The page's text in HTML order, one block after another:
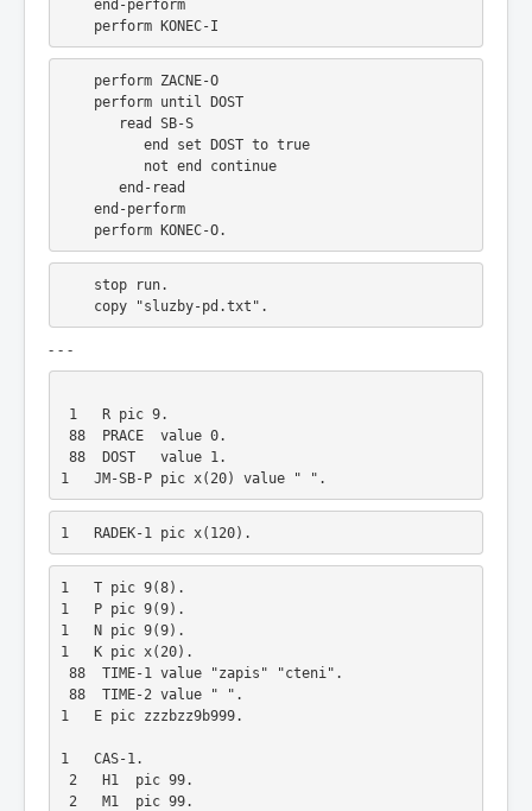
end-perform
perform KONEC-I
perform ZACNE-O
perform until DOST
read SB-S
end set DOST to true
not end continue
end-read
end-perform
perform KONEC-O.
stop run.
copy "sluzby-pd.txt".
- - -
1   R pic 9.
88  PRACE  value 0.
88  DOST   value 1.
1   JM-SB-P pic x(20) value " ".
1   RADEK-1 pic x(120).
1   T pic 9(8).
1   P pic 9(9).
1   N pic 9(9).
1   K pic x(20).
88  TIME-1 value "zapis" "cteni".
88  TIME-2 value " ".
1   E pic zzzbzz9b999.
1   CAS-1.
2   H1  pic 99.
2   M1  pic 99.